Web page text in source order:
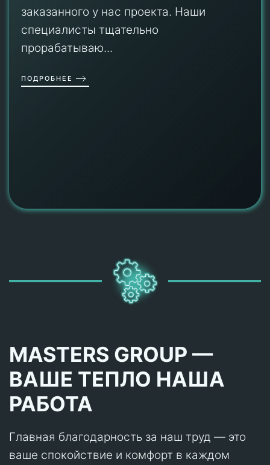
заказанного у нас проекта. Наши
специалисты тщательно
прорабатываю...
ПОДРОБНЕЕ
MASTERS GROUP —
ВАШЕ ТЕПЛО НАША
РАБОТА
Главная благодарность за наш труд — это
ваше спокойствие и комфорт в каждом